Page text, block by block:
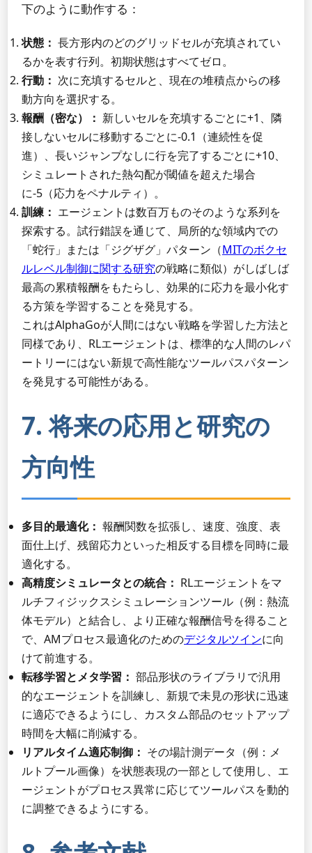
下のように動作する：
状態： 長方形内のどのグリッドセルが充填されてい
るかを表す行列。初期状態はすべてゼロ。
行動： 次に充填するセルと、現在の堆積点からの移
動方向を選択する。
報酬（密な）： 新しいセルを充填するごとに+1、隣
接しないセルに移動するごとに-0.1（連続性を促
進）、長いジャンプなしに行を完了するごとに+10、
シミュレートされた熱勾配が閾値を超えた場合
に-5（応力をペナルティ）。
訓練： エージェントは数百万ものそのような系列を
探索する。試行錯誤を通じて、局所的な領域内での
「蛇行」または「ジグザグ」パターン（MITのボクセ
ルレベル制御に関する研究の戦略に類似）がしばしば
最高の累積報酬をもたらし、効果的に応力を最小化す
る方策を学習することを発見する。
これはAlphaGoが人間にはない戦略を学習した方法と
同様であり、RLエージェントは、標準的な人間のレパ
ートリーにはない新規で高性能なツールパスパターン
を発見する可能性がある。
7. 将来の応用と研究の
方向性
多目的最適化： 報酬関数を拡張し、速度、強度、表
面仕上げ、残留応力といった相反する目標を同時に最
適化する。
高精度シミュレータとの統合： RLエージェントをマ
ルチフィジックスシミュレーションツール（例：熱流
体モデル）と結合し、より正確な報酬信号を得ること
で、AMプロセス最適化のためのデジタルツインに向
けて前進する。
転移学習とメタ学習： 部品形状のライブラリで汎用
的なエージェントを訓練し、新規で未見の形状に迅速
に適応できるようにし、カスタム部品のセットアップ
時間を大幅に削減する。
リアルタイム適応制御： その場計測データ（例：メ
ルトプール画像）を状態表現の一部として使用し、エ
ージェントがプロセス異常に応じてツールパスを動的
に調整できるようにする。